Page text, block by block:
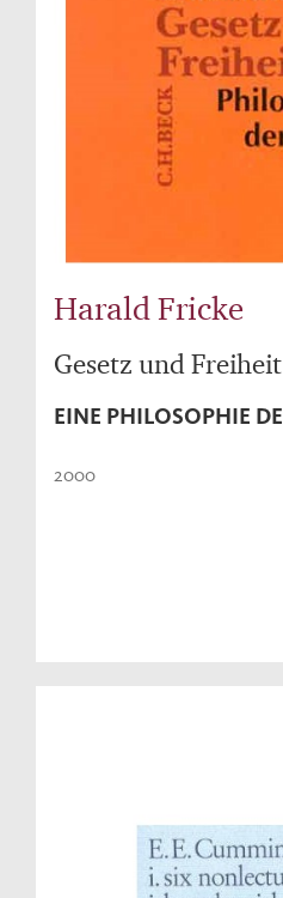
Harald Fricke
Gesetz und Freiheit
EINE PHILOSOPHIE
2000